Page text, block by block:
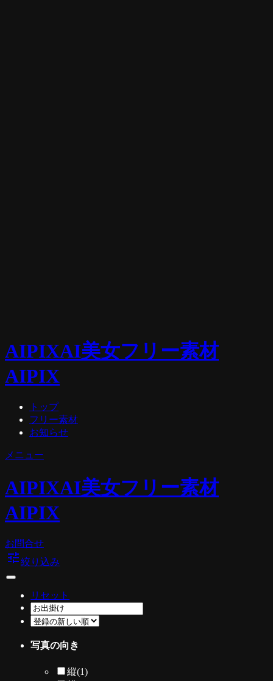
AIPIXAI美女フリー素材
AIPIX
トップ
フリー素材
お知らせ
メニュー
AIPIXAI美女フリー素材
AIPIX
お問合せ
tune絞り込み
リセット
写真の向き
縦(1)